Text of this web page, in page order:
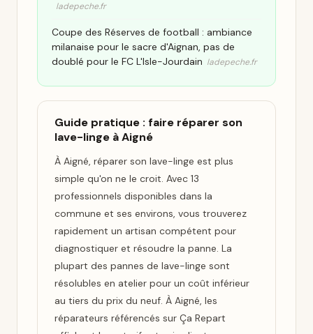
ladepeche.fr
Coupe des Réserves de football : ambiance
milanaise pour le sacre d'Aignan, pas de
doublé pour le FC L'Isle-Jourdain ladepeche.fr
Guide pratique : faire réparer son
lave-linge à Aigné
À Aigné, réparer son lave-linge est plus
simple qu'on ne le croit. Avec 13
professionnels disponibles dans la
commune et ses environs, vous trouverez
rapidement un artisan compétent pour
diagnostiquer et résoudre la panne. La
plupart des pannes de lave-linge sont
résolubles en atelier pour un coût inférieur
au tiers du prix du neuf. À Aigné, les
réparateurs référencés sur Ça Repart